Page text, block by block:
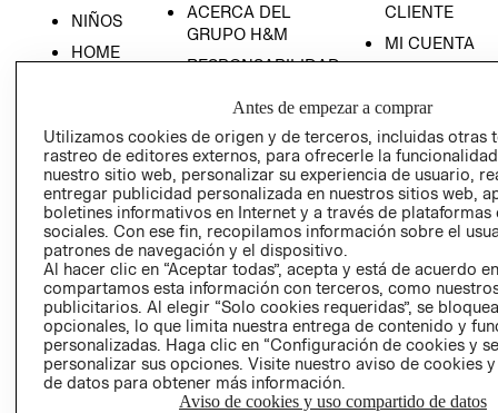
NIÑOS
HOME
ACERCA DEL
GRUPO H&M
RESPONSABILIDAD
PRENSA
RELACIÓN CON
INVERSIONISTAS
POLÍTICA
EMPRESARIAL
CLIENTE
MI CUENTA
- RETIRO EN
TIENDA
TÉRMINOS Y
CONDICIONES
PRIVACIDAD
GIFT CARD
AVISO DE
COOKIES
Antes de empezar a comprar
Utilizamos cookies de origen y de terceros, incluidas otras
rastreo de editores externos, para ofrecerle la
nuestro sitio web, personalizar su experiencia de usuario,
entregar publicidad personalizada en nuestros sitios web,
boletines informativos en Internet y a través de plataformas
sociales. Con ese fin, recopilamos información sobre el
patrones de navegación y el dispositivo.
Al hacer clic en “Aceptar todas”, acepta y está de acuerdo
compartamos esta información con terceros, como
publicitarios. Al elegir “Solo cookies requeridas”, se
opcionales, lo que limita nuestra entrega de contenido y
personalizadas. Haga clic en “Configuración de cookies y
personalizar sus opciones. Visite nuestro aviso de cookies
de datos para obtener más información.
Aviso de cookies y uso compartido de datos